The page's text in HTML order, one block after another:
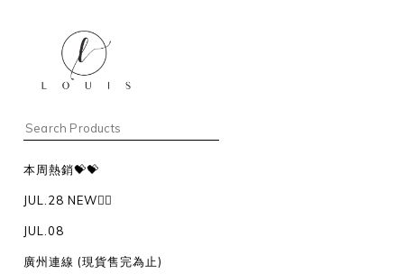
本周熱銷💝💝
JUL.28 NEW❤️‍🔥
JUL.08
廣州連線 (現貨售完為止)